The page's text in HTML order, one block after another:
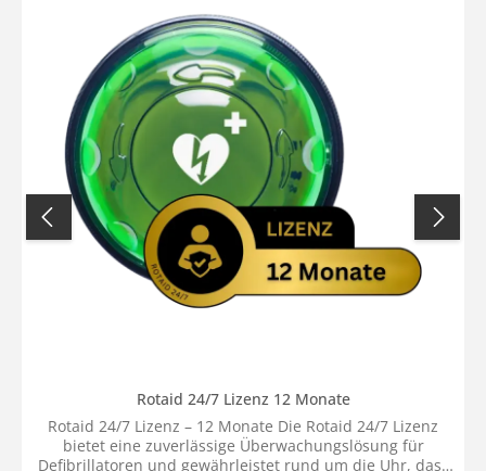
langnachleuchtende Rettungsschilder, eingesetzt
werden, wenn in der Arbeitsstätte keine
Sicherheitsbeleuchtung vorhanden ist. Dies soll
sicherstellen, dass die Rettungszeichen auch bei einem
Ausfall der Allgemeinbeleuchtung gut erkennbar bleiben
und so das Schutzziel erreicht wird.Lieferumfang:1x
EverGlow Folie AED Defibrillator 15x15cm gem. ASR 1.3
Rotaid 24/7 Lizenz 12 Monate
Rotaid 24/7 Lizenz – 12 Monate Die Rotaid 24/7 Lizenz
bietet eine zuverlässige Überwachungslösung für
Defibrillatoren und gewährleistet rund um die Uhr, dass